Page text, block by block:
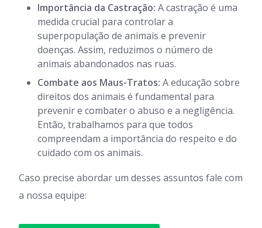
Importância da Castração: A castração é uma
medida crucial para controlar a
superpopulação de animais e prevenir
doenças. Assim, reduzimos o número de
animais abandonados nas ruas.
Combate aos Maus-Tratos: A educação sobre
direitos dos animais é fundamental para
prevenir e combater o abuso e a negligência.
Então, trabalhamos para que todos
compreendam a importância do respeito e do
cuidado com os animais.
Caso precise abordar um desses assuntos fale com
a nossa equipe: